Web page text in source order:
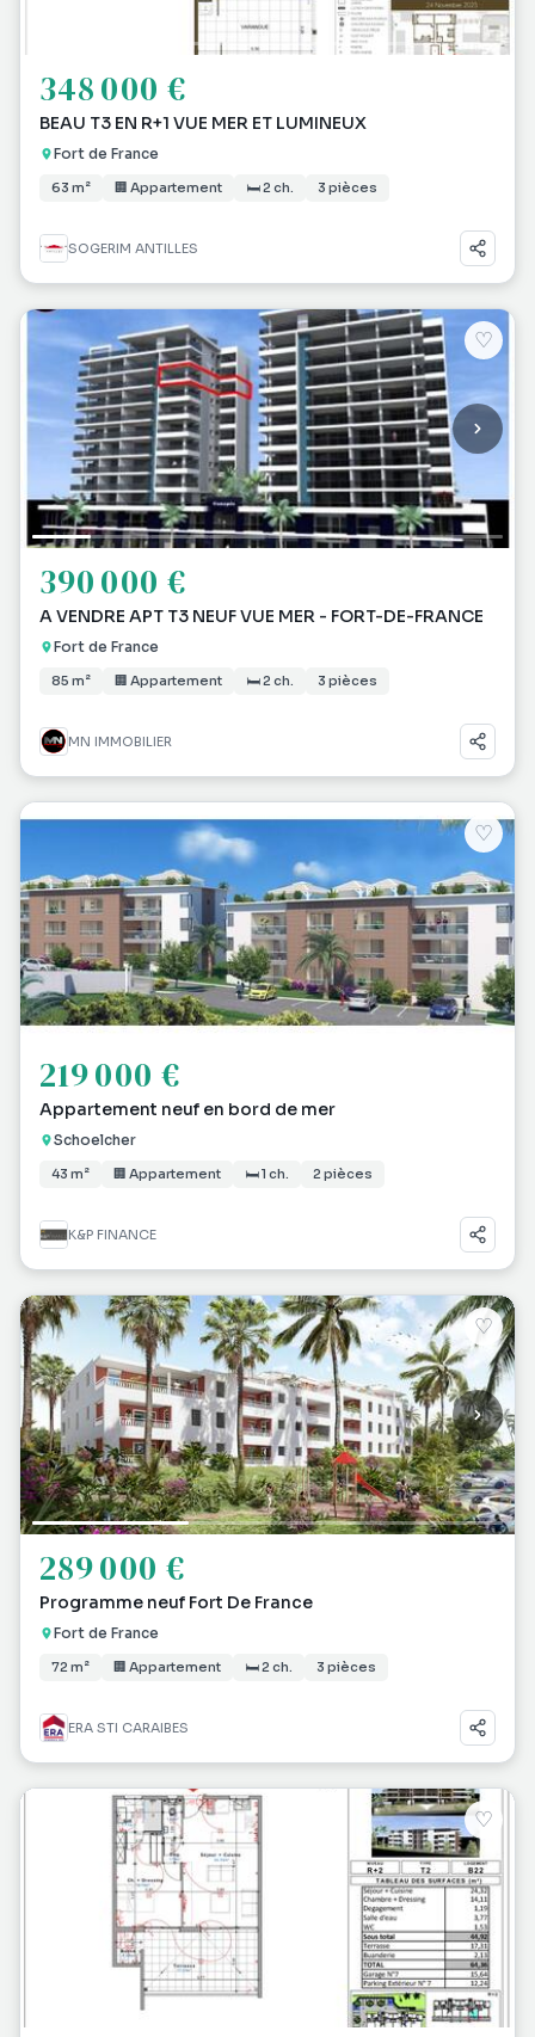
348 000 €
BEAU T3 EN R+1 VUE MER ET LUMINEUX
Fort de France
63 m² 🏢 Appartement 🛏 2 ch. 3 pièces
SOGERIM ANTILLES
♡
390 000 €
A VENDRE APT T3 NEUF VUE MER - FORT-DE-FRANCE
Fort de France
85 m² 🏢 Appartement 🛏 2 ch. 3 pièces
MN IMMOBILIER
♡
219 000 €
Appartement neuf en bord de mer
Schoelcher
43 m² 🏢 Appartement 🛏 1 ch. 2 pièces
K&P FINANCE
♡
289 000 €
Programme neuf Fort De France
Fort de France
72 m² 🏢 Appartement 🛏 2 ch. 3 pièces
ERA STI CARAIBES
♡